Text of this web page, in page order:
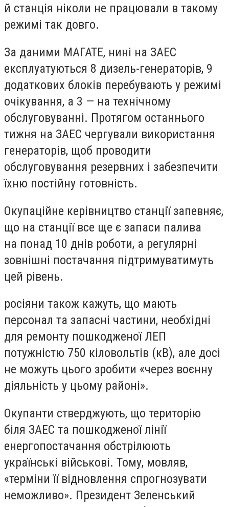
й станція ніколи не працювали в такому
режимі так довго.
За даними МАГАТЕ, нині на ЗАЕС
експлуатуються 8 дизель-генераторів, 9
додаткових блоків перебувають у режимі
очікування, а 3 — на технічному
обслуговуванні. Протягом останнього
тижня на ЗАЕС чергували використання
генераторів, щоб проводити
обслуговування резервних і забезпечити
їхню постійну готовність.
Окупаційне керівництво станції запевняє,
що на станції все ще є запаси палива
на понад 10 днів роботи, а регулярні
зовнішні постачання підтримуватимуть
цей рівень.
росіяни також кажуть, що мають
персонал та запасні частини, необхідні
для ремонту пошкодженої ЛЕП
потужністю 750 кіловольтів (кВ), але досі
не можуть цього зробити «через воєнну
діяльність у цьому районі».
Окупанти стверджують, що територію
біля ЗАЕС та пошкодженої лінії
енергопостачання обстрілюють
українські військові. Тому, мовляв,
«терміни її відновлення спрогнозувати
неможливо». Президент Зеленський